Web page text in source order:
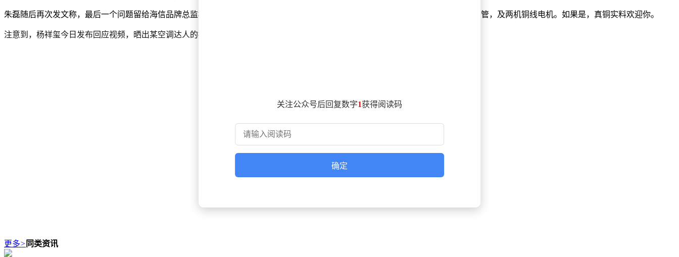
朱磊随后再次发文称，最后一个问题留给海信品牌总监杨老师，此事我将暂时不再回应：你是否保证全部家用空调产品均采用了两器铜管，及两机铜线电机。如果是，真铜实料欢迎你。
注意到，杨祥玺今日发布回应视频，晒出某空调达人的拆机片段，显示格力空调也有铝线电机。
关注公众号后回复数字1获得阅读码
确定
更多> 同类资讯